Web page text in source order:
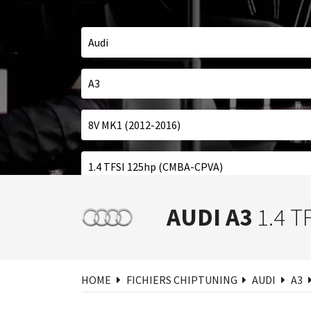
AUDI A3 1.4
HOME FICHIERS CHIPTUNING AUDI A3